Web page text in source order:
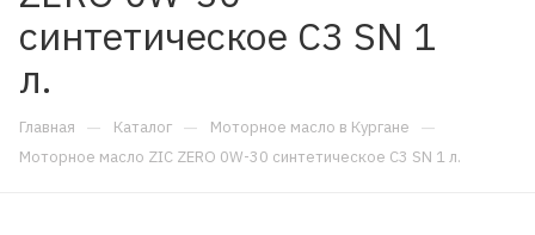
синтетическое C3 SN 1
л.
Главная — Каталог — Моторное масло в Кургане —
Моторное масло ZIC ZERO 0W-30 синтетическое C3 SN 1 л.